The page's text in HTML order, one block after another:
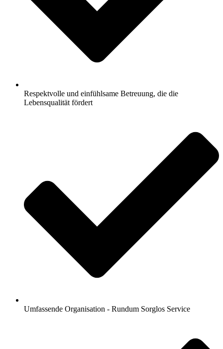
Respektvolle und einfühlsame Betreuung, die die
Lebensqualität fördert
Umfassende Organisation - Rundum Sorglos Service